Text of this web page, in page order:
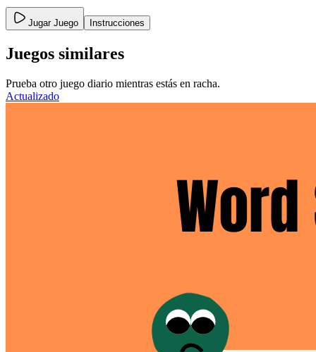
Jugar Juego Instrucciones
Juegos similares
Prueba otro juego diario mientras estás en racha.
Actualizado